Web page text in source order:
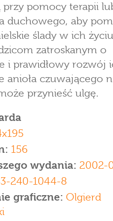
przy pomocy terapii
duchowego, aby
ślady w ich
zatroskanym o
i prawidłowy rozwój
anioła czuwającego
przynieść ulgę.
156
wydania: 2002-
240-1044-8
graficzne: Olgierd